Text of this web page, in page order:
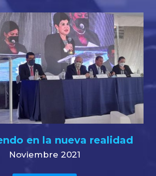
en la nueva realidad
Noviembre 2021